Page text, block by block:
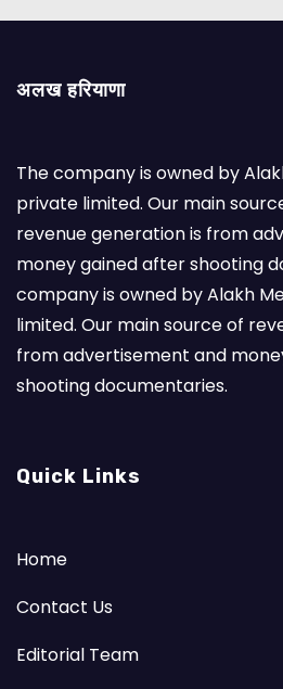
अलख हरियाणा
The company is owned by
private limited. Our main
revenue generation is from
money gained after shooting
company is owned by Alakh
limited. Our main source of
from advertisement and
shooting documentaries.
Quick Links
Home
Contact Us
Editorial Team